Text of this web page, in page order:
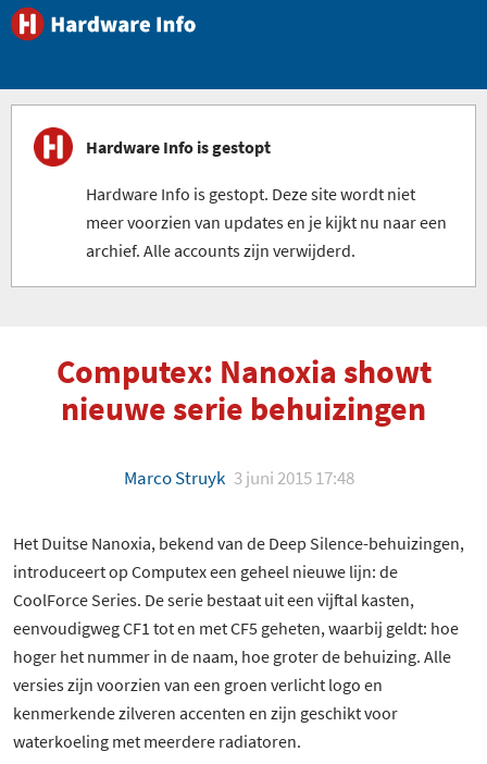
Hardware Info is gestopt
Hardware Info is gestopt. Deze site wordt niet
meer voorzien van updates en je kijkt nu naar een
archief. Alle accounts zijn verwijderd.
Computex: Nanoxia showt
nieuwe serie behuizingen
Marco Struyk 3 juni 2015 17:48
Het Duitse Nanoxia, bekend van de Deep Silence-behuizingen,
introduceert op Computex een geheel nieuwe lijn: de
CoolForce Series. De serie bestaat uit een vijftal kasten,
eenvoudigweg CF1 tot en met CF5 geheten, waarbij geldt: hoe
hoger het nummer in de naam, hoe groter de behuizing. Alle
versies zijn voorzien van een groen verlicht logo en
kenmerkende zilveren accenten en zijn geschikt voor
waterkoeling met meerdere radiatoren.